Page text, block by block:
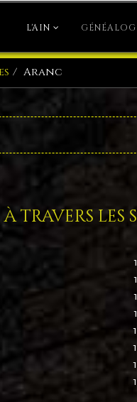
L'AIN
Aranc
travers les